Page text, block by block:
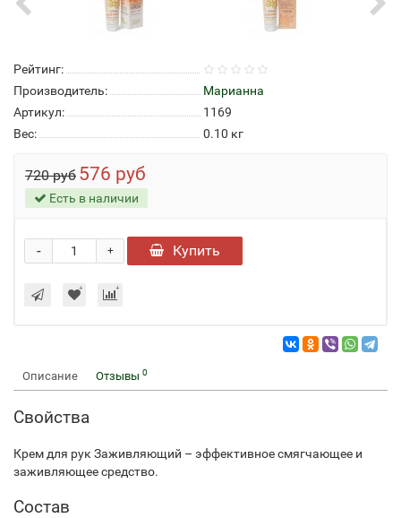
Рейтинг:
Производитель:
Марианна
Артикул:
1169
Вес:
0.10 кг
720 руб 576 руб
Есть в наличии
+
- Купить
Описание Отзывы 0
Свойства
Крем для рук Заживляющий – эффективное смягчающее и
заживляющее средство.
Состав